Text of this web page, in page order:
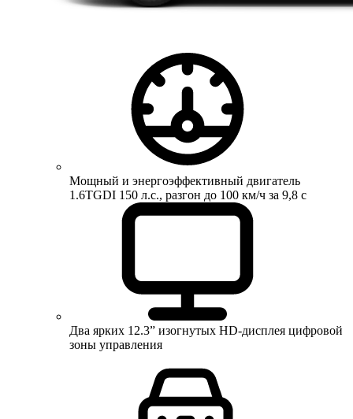
Мощный и энергоэффективный двигатель
1.6TGDI 150 л.с., разгон до 100 км/ч за 9,8 с
Два ярких 12.3” изогнутых HD-дисплея цифровой
зоны управления